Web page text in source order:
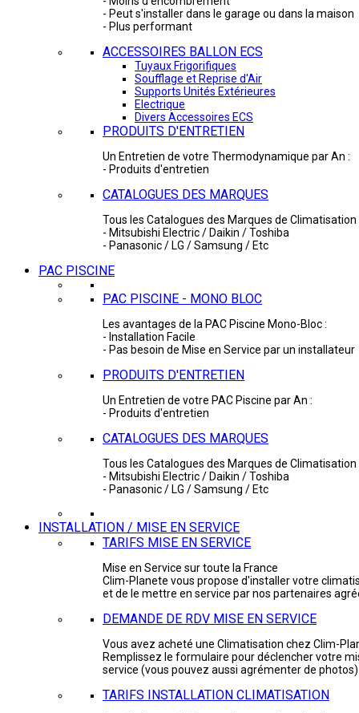
- Peut s'installer dans le garage ou dans la maison
- Plus performant
ACCESSOIRES BALLON ECS
Tuyaux Frigorifiques
Soufflage et Reprise d'Air
Supports Unités Extérieures
Electrique
Divers Accessoires ECS
PRODUITS D'ENTRETIEN
Un Entretien de votre Thermodynamique par An :
- Produits d'entretien
CATALOGUES DES MARQUES
Tous les Catalogues des Marques de Climatisation
- Mitsubishi Electric / Daikin / Toshiba
- Panasonic / LG / Samsung / Etc
PAC PISCINE
PAC PISCINE - MONO BLOC
Les avantages de la PAC Piscine Mono-Bloc :
- Installation Facile
- Pas besoin de Mise en Service par un installateur
PRODUITS D'ENTRETIEN
Un Entretien de votre PAC Piscine par An :
- Produits d'entretien
CATALOGUES DES MARQUES
Tous les Catalogues des Marques de Climatisation
- Mitsubishi Electric / Daikin / Toshiba
- Panasonic / LG / Samsung / Etc
INSTALLATION / MISE EN SERVICE
TARIFS MISE EN SERVICE
Mise en Service sur toute la France
Clim-Planete vous propose d'installer votre
et de le mettre en service par nos partenaires
DEMANDE DE RDV MISE EN SERVICE
Vous avez acheté une Climatisation chez Clim-
Remplissez le formulaire pour déclencher votre
service (vous pouvez aussi agrémenter de photos)
TARIFS INSTALLATION CLIMATISATION